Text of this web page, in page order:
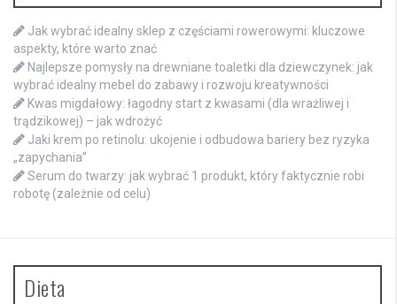
Jak wybrać idealny sklep z częściami rowerowymi: kluczowe
aspekty, które warto znać
Najlepsze pomysły na drewniane toaletki dla dziewczynek: jak
wybrać idealny mebel do zabawy i rozwoju kreatywności
Kwas migdałowy: łagodny start z kwasami (dla wrażliwej i
trądzikowej) – jak wdrożyć
Jaki krem po retinolu: ukojenie i odbudowa bariery bez ryzyka
„zapychania”
Serum do twarzy: jak wybrać 1 produkt, który faktycznie robi
robotę (zależnie od celu)
Dieta